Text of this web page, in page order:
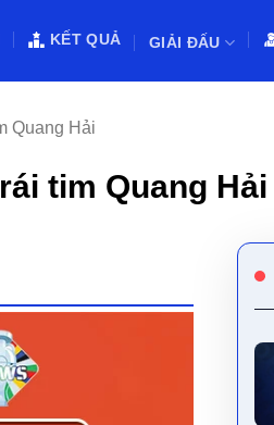
KẾT QUẢ GIẢI ĐẤU
Quang Hải
tim Quang Hải